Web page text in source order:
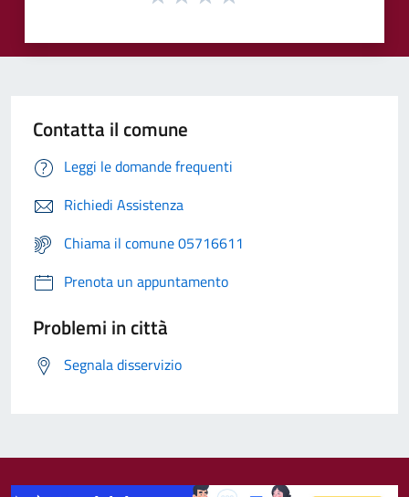
Contatta il comune
Leggi le domande frequenti
Richiedi Assistenza
Chiama il comune 05716611
Prenota un appuntamento
Problemi in città
Segnala disservizio